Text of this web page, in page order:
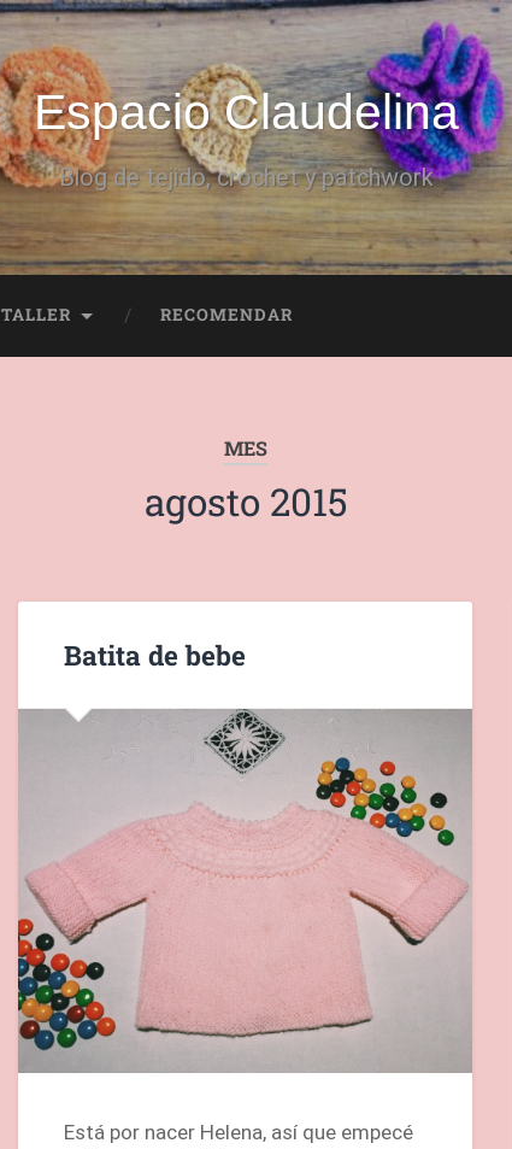
Espacio Claudelina
Blog de tejido, crochet y patchwork
TALLER RECOMENDAR
MES
agosto 2015
Batita de bebe
Está por nacer Helena, así que empecé